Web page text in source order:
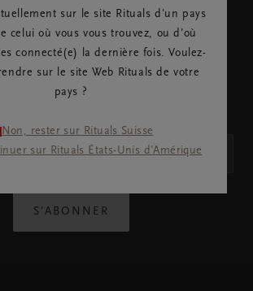
sur le site Rituals d'un pays
celui où vous vous trouvez, ou d'où
connecté(e) la dernière fois. Voulez-
sur le site Web Rituals de votre
pays ?
Non, rester sur Rituals Suisse
Oui, continuer sur Rituals États-Unis d'Amérique
les nouveautés et offres
Rituals. Rituals
utilisera vos données
comme précisé
Politique de
S'ABONNER